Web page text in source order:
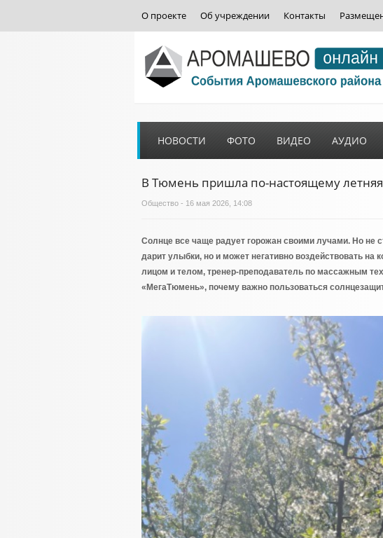
О проекте Об учреждении Контакты
НОВОСТИ ФОТО ВИДЕО АУДИО
В Тюмень пришла по-настоящему летняя
Общество - 16 мая 2026, 14:08
Солнце все чаще радует горожан своими лучами. Но не
дарит улыбки, но и может негативно воздействовать на
лицом и телом, тренер-преподаватель по массажным
«МегаТюмень», почему важно пользоваться